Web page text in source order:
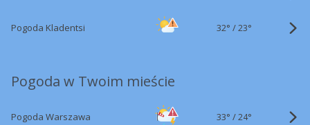
Pogoda Kladentsi 32° /23°
Pogoda w Twoim mieście
Pogoda Warszawa 33° /24°